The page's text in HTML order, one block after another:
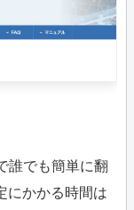
誰でも簡単に翻
にかかる時間は